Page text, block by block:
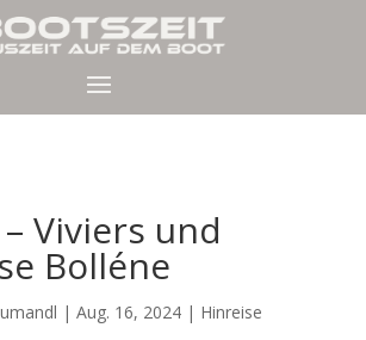
Viviers und
Bolléne
| Aug. 16, 2024| Hinreise